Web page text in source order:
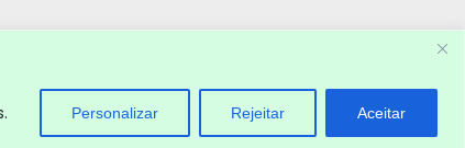
Personalizar Rejeitar Aceitar